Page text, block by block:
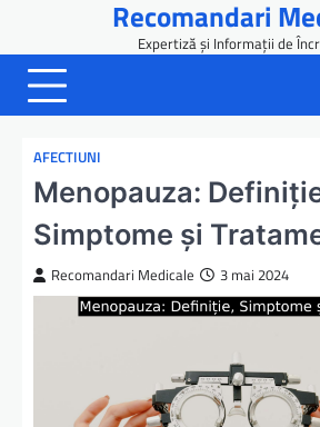
content
Recomandari
Expertiză și Informații de
AFECTIUNI
Menopauza:
Simptome și
Recomandari Medicale 3 mai 2024